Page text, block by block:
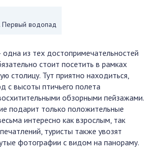
Первый водопад
из тех достопримечательностей
стоит посетить в рамках
столицу. Тут приятно находиться,
с высоты птичьего полета
обзорными пейзажами.
подарит только положительные
интересно как взрослым, так
туристы также увозят
фотографии с видом на панораму.